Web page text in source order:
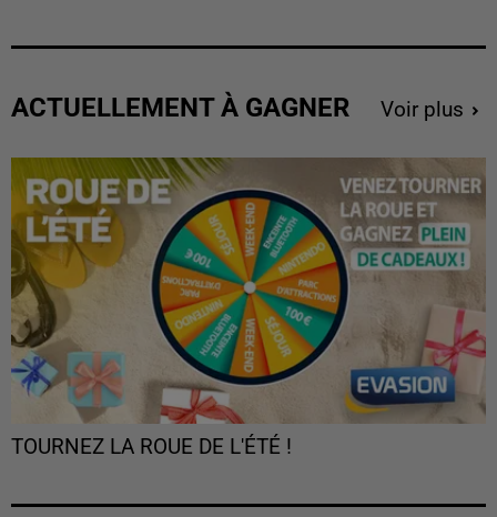
ACTUELLEMENT À GAGNER Voir plus
TOURNEZ LA ROUE DE L'ÉTÉ !